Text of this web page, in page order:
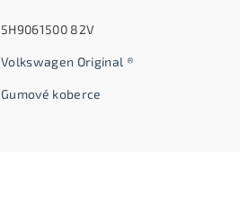
5H9061500 82V
Volkswagen Original ®
Gumové koberce